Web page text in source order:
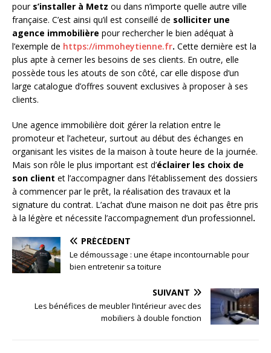
pour s’installer à Metz ou dans n’importe quelle autre ville
française. C’est ainsi qu’il est conseillé de solliciter une
agence immobilière pour rechercher le bien adéquat à
l’exemple de https://immoheytienne.fr. Cette dernière est la
plus apte à cerner les besoins de ses clients. En outre, elle
possède tous les atouts de son côté, car elle dispose d’un
large catalogue d’offres souvent exclusives à proposer à ses
clients.
Une agence immobilière doit gérer la relation entre le
promoteur et l’acheteur, surtout au début des échanges en
organisant les visites de la maison à toute heure de la journée.
Mais son rôle le plus important est d’éclairer les choix de
son client et l’accompagner dans l’établissement des dossiers
à commencer par le prêt, la réalisation des travaux et la
signature du contrat. L’achat d’une maison ne doit pas être pris
à la légère et nécessite l’accompagnement d’un professionnel.
PRÉCÉDENT
Le démoussage : une étape incontournable pour
bien entretenir sa toiture
SUIVANT
Les bénéfices de meubler l’intérieur avec des
mobiliers à double fonction